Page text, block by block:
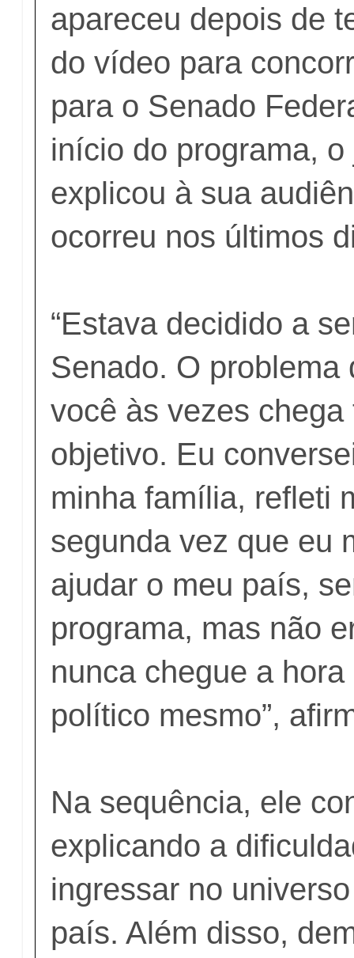
apareceu depois de
do vídeo para
para o Senado
início do programa,
explicou à sua
ocorreu nos últimos
“Estava decidido a
Senado. O problema
você às vezes
objetivo. Eu
minha família, refleti
segunda vez que eu
ajudar o meu país,
programa, mas não
nunca chegue a
político mesmo”,
Na sequência, ele
explicando a
ingressar no
país. Além disso,